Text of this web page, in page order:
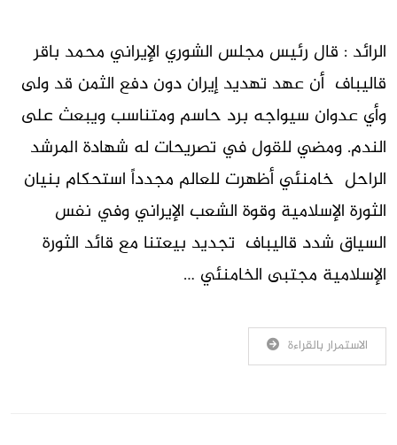
الرائد : قال رئيس مجلس الشوري الإيراني محمد باقر
قاليباف أن عهد تهديد إيران دون دفع الثمن قد ولى
وأي عدوان سيواجه برد حاسم ومتناسب ويبعث على
الندم. ومضي للقول في تصريحات له شهادة المرشد
الراحل خامنئي أظهرت للعالم مجدداً استحكام بنيان
الثورة الإسلامية وقوة الشعب الإيراني وفي نفس
السياق شدد قاليباف تجديد بيعتنا مع قائد الثورة
الإسلامية مجتبى الخامنئي …
الاستمرار بالقراءة